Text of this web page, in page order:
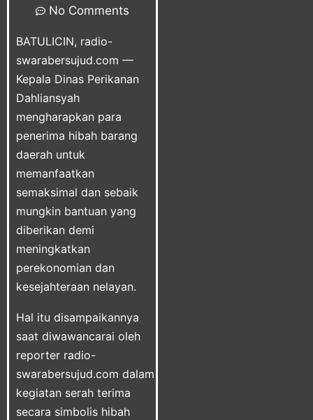
No Comments
BATULICIN, radio-
swarabersujud.com —
Kepala Dinas Perikanan
Dahliansyah
mengharapkan para
penerima hibah barang
daerah untuk
memanfaatkan
semaksimal dan sebaik
mungkin bantuan yang
diberikan demi
meningkatkan
perekonomian dan
kesejahteraan nelayan.
Hal itu disampaikannya
saat diwawancarai oleh
reporter radio-
swarabersujud.com dalam
kegiatan serah terima
secara simbolis hibah